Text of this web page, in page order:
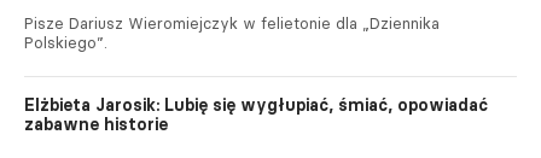
Pisze Dariusz Wieromiejczyk w felietonie dla „Dziennika
Polskiego”.
Elżbieta Jarosik: Lubię się wygłupiać, śmiać, opowiadać
zabawne historie